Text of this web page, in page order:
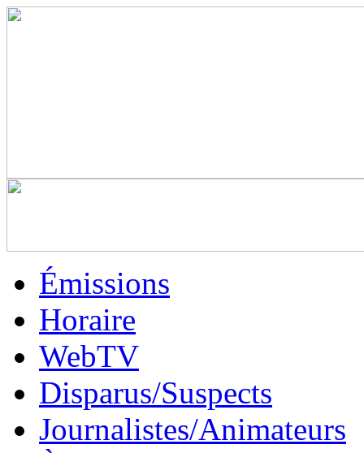
Émissions
Horaire
WebTV
Disparus/Suspects
Journalistes/Animateurs